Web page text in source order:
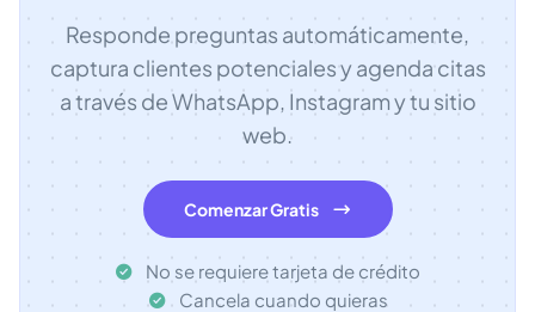
Responde preguntas automáticamente,
captura clientes potenciales y agenda citas
a través de WhatsApp, Instagram y tu sitio
web.
Comenzar Gratis
No se requiere tarjeta de crédito
Cancela cuando quieras